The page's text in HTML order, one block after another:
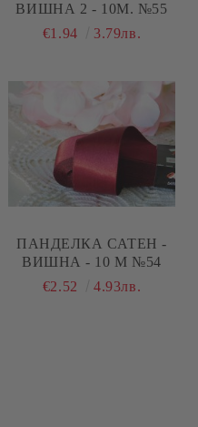
ВИШНА 2 - 10М. №55
€1.94
3.79лв.
ПАНДЕЛКА САТЕН -
ВИШНА - 10 М №54
€2.52
4.93лв.